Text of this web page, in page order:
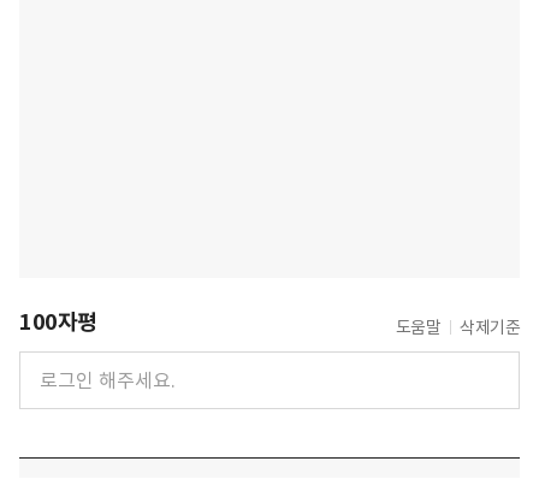
100자평 도움말 삭제기준